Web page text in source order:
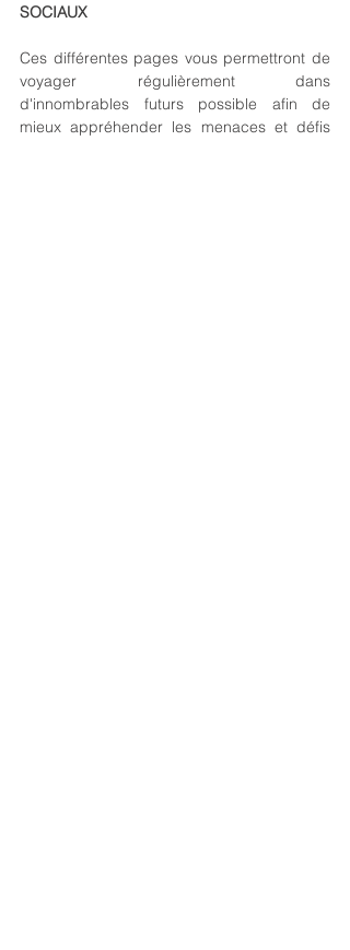
SOCIAUX
Ces différentes pages vous permettront de
voyager régulièrement dans
d'innombrables futurs possible afin de
mieux appréhender les menaces et défis